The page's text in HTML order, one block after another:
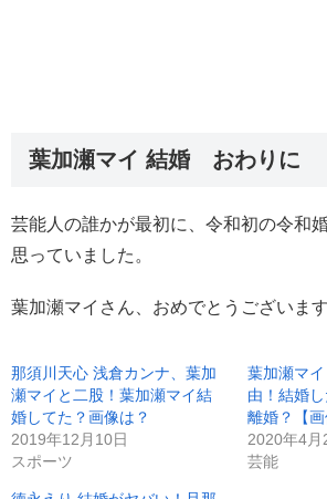
葉加瀬マイ 結婚 おわりに
芸能人の誰かが最初に、令和初の令和
思っていました。
葉加瀬マイさん、おめでとうございます
那須川天心 浅倉カンナ、葉加
瀬マイと二股！葉加瀬マイ結
婚してた？画像は？
2019年12月10日
スポーツ
葉加瀬マ
由！結婚
離婚？【画
2020年4月
芸能